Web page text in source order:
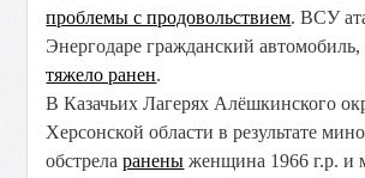
проблемы с продовольствием. ВСУ
Энергодаре гражданский автомобиль,
тяжело ранен.
В Казачьих Лагерях Алёшкинского
Херсонской области в результате
обстреларанены женщина 1966 г.р. и